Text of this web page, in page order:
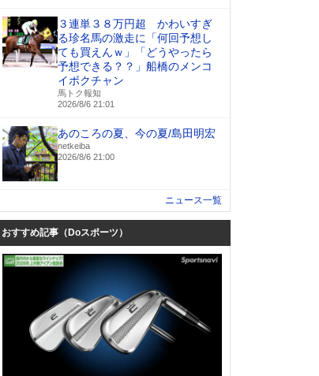
３連単３８万円超 かわいすぎ
る珍名馬の激走に「何回予想し
ても買えんｗ」「どうやったら
予想できる？？」船橋のメンコ
イボクチャン
馬トク報知
2026/8/6 21:01
あのころの夏、今の夏/島田明宏
netkeiba
2026/8/6 21:00
ニュース一覧
おすすめ記事（Doスポーツ）